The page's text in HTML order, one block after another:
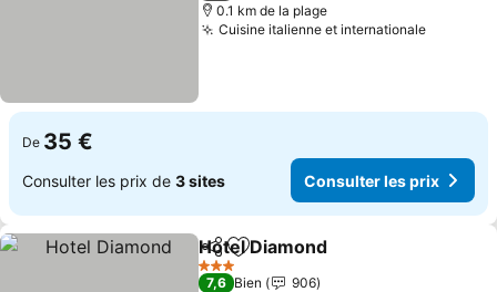
0.1 km de la plage
Cuisine italienne et internationale
De 35 €
Consulter les prix de 3 sites Consulter les prix
PartagerAjouter à mes favoris
Hotel Diamond
3 Étoiles
7,6 Bien
906